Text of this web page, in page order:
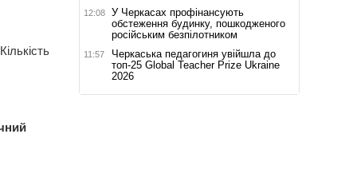
12:08
У Черкасах профінансують
обстеження будинку, пошкодженого
російським безпілотником
11:57
Черкаська педагогиня увійшла до
топ-25 Global Teacher Prize Ukraine
2026